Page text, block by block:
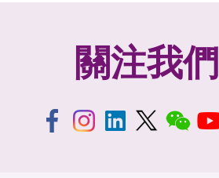
關注我們